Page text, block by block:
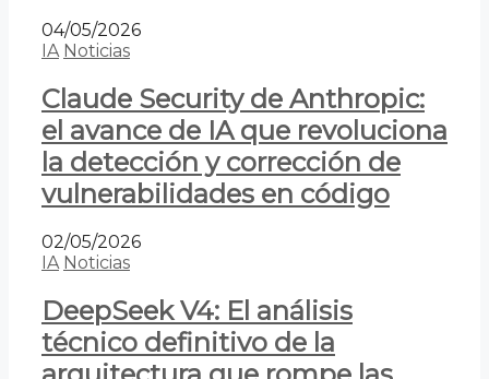
04/05/2026
IA Noticias
Claude Security de Anthropic:
el avance de IA que revoluciona
la detección y corrección de
vulnerabilidades en código
02/05/2026
IA Noticias
DeepSeek V4: El análisis
técnico definitivo de la